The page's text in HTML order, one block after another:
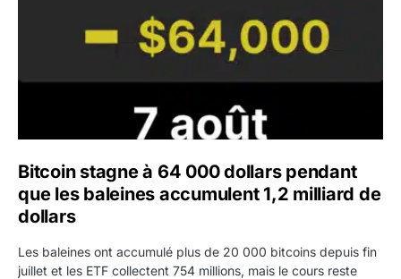
Bitcoin stagne à 64 000 dollars pendant
que les baleines accumulent 1,2 milliard de
dollars
Les baleines ont accumulé plus de 20 000 bitcoins depuis fin
juillet et les ETF collectent 754 millions, mais le cours reste